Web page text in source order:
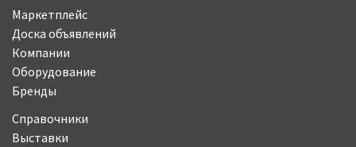
Маркетплейс
Доска объявлений
Компании
Оборудование
Бренды
Справочники
Выставки